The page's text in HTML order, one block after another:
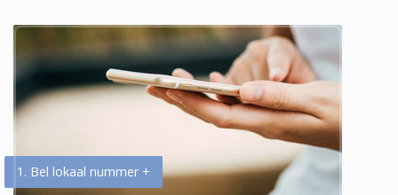
1. Bel lokaal nummer +